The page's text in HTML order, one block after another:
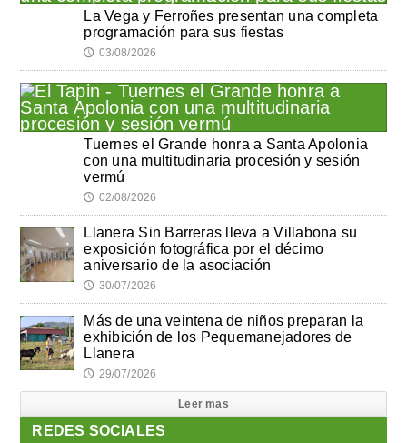
La Vega y Ferroñes presentan una completa
programación para sus fiestas
🕔 03/08/2026
Tuernes el Grande honra a Santa Apolonia
con una multitudinaria procesión y sesión
vermú
🕔 02/08/2026
Llanera Sin Barreras lleva a Villabona su
exposición fotográfica por el décimo
aniversario de la asociación
🕔 30/07/2026
Más de una veintena de niños preparan la
exhibición de los Pequemanejadores de
Llanera
🕔 29/07/2026
Leer mas
REDES SOCIALES